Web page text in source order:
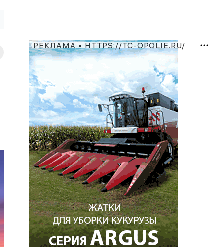
РЕКЛАМА • HTTPS://TC-OPOLIE.RU/